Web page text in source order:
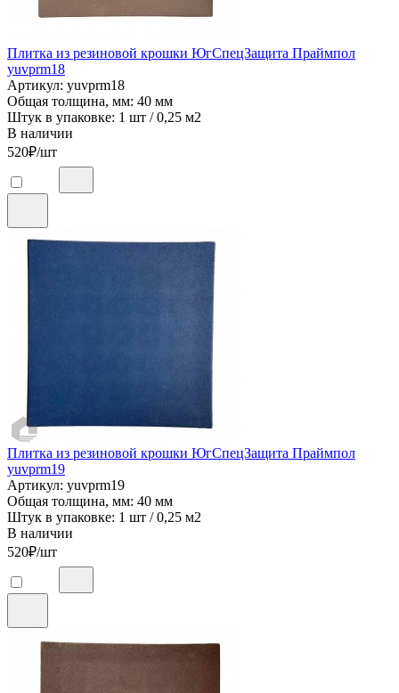
Плитка из резиновой крошки ЮгСпецЗащита Праймпол
yuvprm18
Артикул: yuvprm18
Общая толщина, мм: 40 мм
Штук в упаковке: 1 шт / 0,25 м2
В наличии
520₽/шт
Плитка из резиновой крошки ЮгСпецЗащита Праймпол
yuvprm19
Артикул: yuvprm19
Общая толщина, мм: 40 мм
Штук в упаковке: 1 шт / 0,25 м2
В наличии
520₽/шт